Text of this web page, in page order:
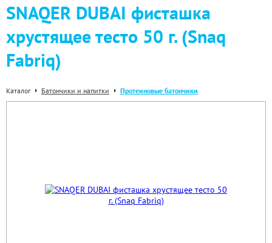
SNAQER DUBAI фисташка
хрустящее тесто 50 г. (Snaq
Fabriq)
Каталог Батончики и напитки Протеиновые батончики